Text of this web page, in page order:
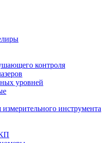
контроля
уровней
инструмента